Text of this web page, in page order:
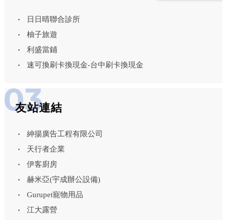
日日晴聯合診所
柚子旅遊
利盛當鋪
速可換刷卡換現金-台中刷卡換現金
友站連結
紳揚廣告工程有限公司
天行者企業
伊客廚房
赫米亞(宇成辦公設備)
Gurupet寵物用品
江大露營